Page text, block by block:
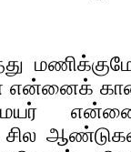
என்னைக்
மேயர்
சில